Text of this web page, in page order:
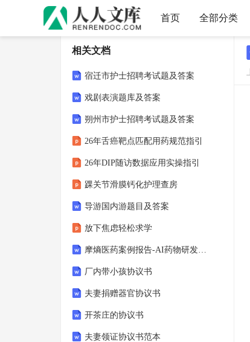
首页 全部分类
相关文档
宿迁市护士招聘考试题及答案
戏剧表演题库及答案
朔州市护士招聘考试题及答案
26年舌癌靶点匹配用药规范指引
26年DIP随访数据应用实操指引
踝关节滑膜钙化护理查房
导游国内游题目及答案
放下焦虑轻松求学
摩熵医药案例报告-AI药物研发情报系统项目方案
厂内带小孩协议书
夫妻捐赠器官协议书
开茶庄的协议书
夫妻领证协议书范本